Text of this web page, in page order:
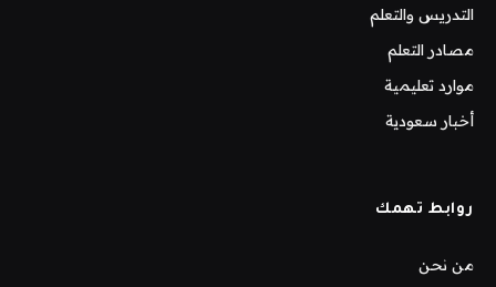
التدريس والتعلم
مصادر التعلم
موارد تعليمية
أخبار سعودية
روابط تهمك
من نحن